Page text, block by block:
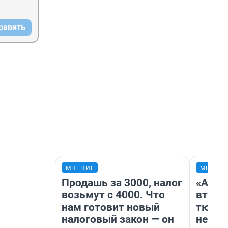
МНЕНИЕ
Продашь за 3000, налог
возьмут с 4000. Что
нам готовит новый
налоговый закон — он